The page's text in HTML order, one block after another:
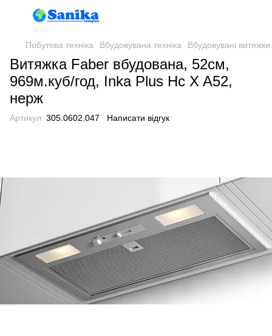
Побутова техніка Вбудовувана техніка Вбудовувані витяжки
Витяжка Faber вбудована, 52см,
969м.куб/год, Inka Plus Hc X A52,
нерж
Артикул: 305.0602.047 Написати відгук